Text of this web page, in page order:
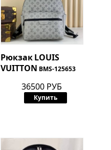
Рюкзак LOUIS
VUITTON BMS-125653
36500 РУБ
Купить